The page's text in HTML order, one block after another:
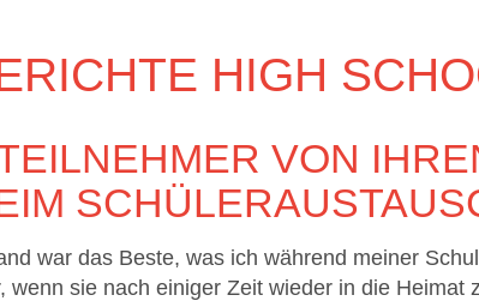
HIGH
VON
war das Beste, was ich während meiner
wenn sie nach einiger Zeit wieder in die Heimat